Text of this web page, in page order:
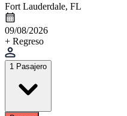
Fort Lauderdale, FL
09/08/2026
+ Regreso
1 Pasajero